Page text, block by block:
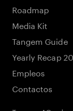
Roadmap
Media Kit
Tangem Guide
Yearly Recap
Empleos
Contactos